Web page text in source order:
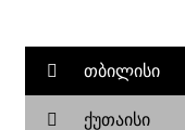
თბილისი
ქუთაისი